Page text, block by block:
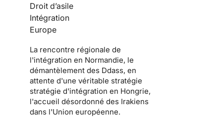
Droit d’asile
Intégration
Europe
La rencontre régionale de
l'intégration en Normandie, le
démantèlement des Ddass, en
attente d'une véritable stratégie
stratégie d'intégration en Hongrie,
l'accueil désordonné des Irakiens
dans l'Union européenne.